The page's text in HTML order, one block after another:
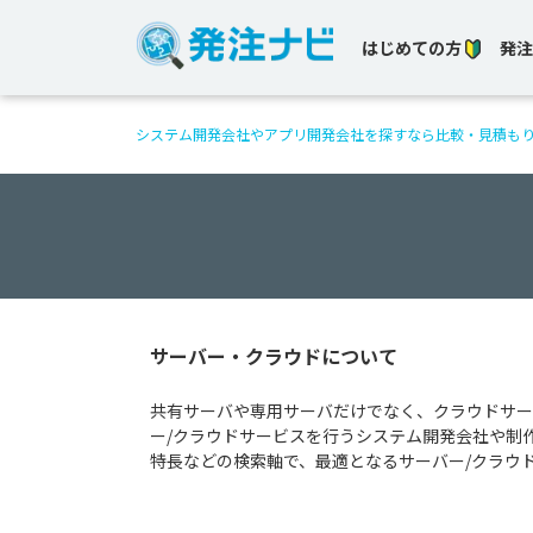
はじめての方 発
システム開発会社やアプリ開発会社を探すなら比較・見積も
サーバー・クラウドについて
共有サーバや専用サーバだけでなく、クラウドサ
ー/クラウドサービスを行うシステム開発会社や
特長などの検索軸で、最適となるサーバー/クラ